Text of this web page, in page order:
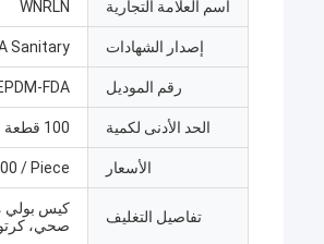
اسم العلامة التجارية WNRLN
إصدار الشهادات Sanitary
رقم الموديل FDA
الحد الأدنى لكمية 100 قطعة
الأسعار / Piece
تفاصيل التغليف
كيس بولي
صحي،